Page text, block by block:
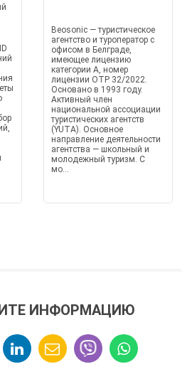
Beosonic — туристическое
агентство и туроператор с
офисом в Белграде,
имеющее лицензию
категории А, номер
лицензии OTP 32/2022.
Основано в 1993 году.
Активный член
национальной ассоциации
туристических агентств
(YUTA). Основное
направление деятельности
агентства — школьный и
молодежный туризм. С
мо...
ИНФОРМАЦИЮ